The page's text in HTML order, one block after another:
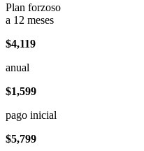
Plan forzoso
a 12 meses
$4,119
anual
$1,599
pago inicial
$5,799